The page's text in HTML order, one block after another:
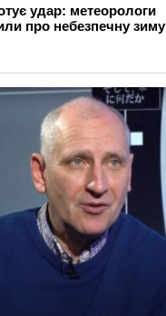
удар: метеорологи
про небезпечну зиму